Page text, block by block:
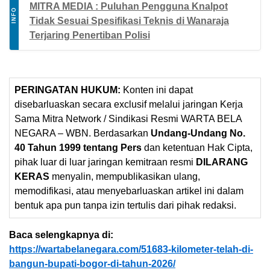
INFO
MITRA MEDIA : Puluhan Pengguna Knalpot
Tidak Sesuai Spesifikasi Teknis di Wanaraja
Terjaring Penertiban Polisi
PERINGATAN HUKUM: Konten ini dapat
disebarluaskan secara exclusif melalui jaringan Kerja
Sama Mitra Network / Sindikasi Resmi WARTA BELA
NEGARA – WBN. Berdasarkan Undang-Undang No.
40 Tahun 1999 tentang Pers dan ketentuan Hak Cipta,
pihak luar di luar jaringan kemitraan resmi DILARANG
KERAS menyalin, mempublikasikan ulang,
memodifikasi, atau menyebarluaskan artikel ini dalam
bentuk apa pun tanpa izin tertulis dari pihak redaksi.
Baca selengkapnya di:
https://wartabelanegara.com/51683-kilometer-telah-di-
bangun-bupati-bogor-di-tahun-2026/